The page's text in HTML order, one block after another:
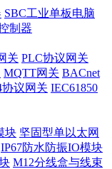
SBC工业单板电脑
制器
关 PLC协议网关
MQTT网关 BACnet
协议网关 IEC61850
块 坚固型单以太网
IP67防水防振IO模块
M12分线盒与线束